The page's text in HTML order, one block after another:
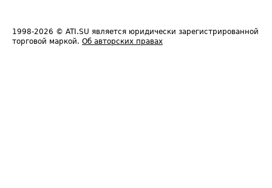
1998-2026 © ATI.SU является юридически зарегистрированной
торговой маркой. Об авторских правах